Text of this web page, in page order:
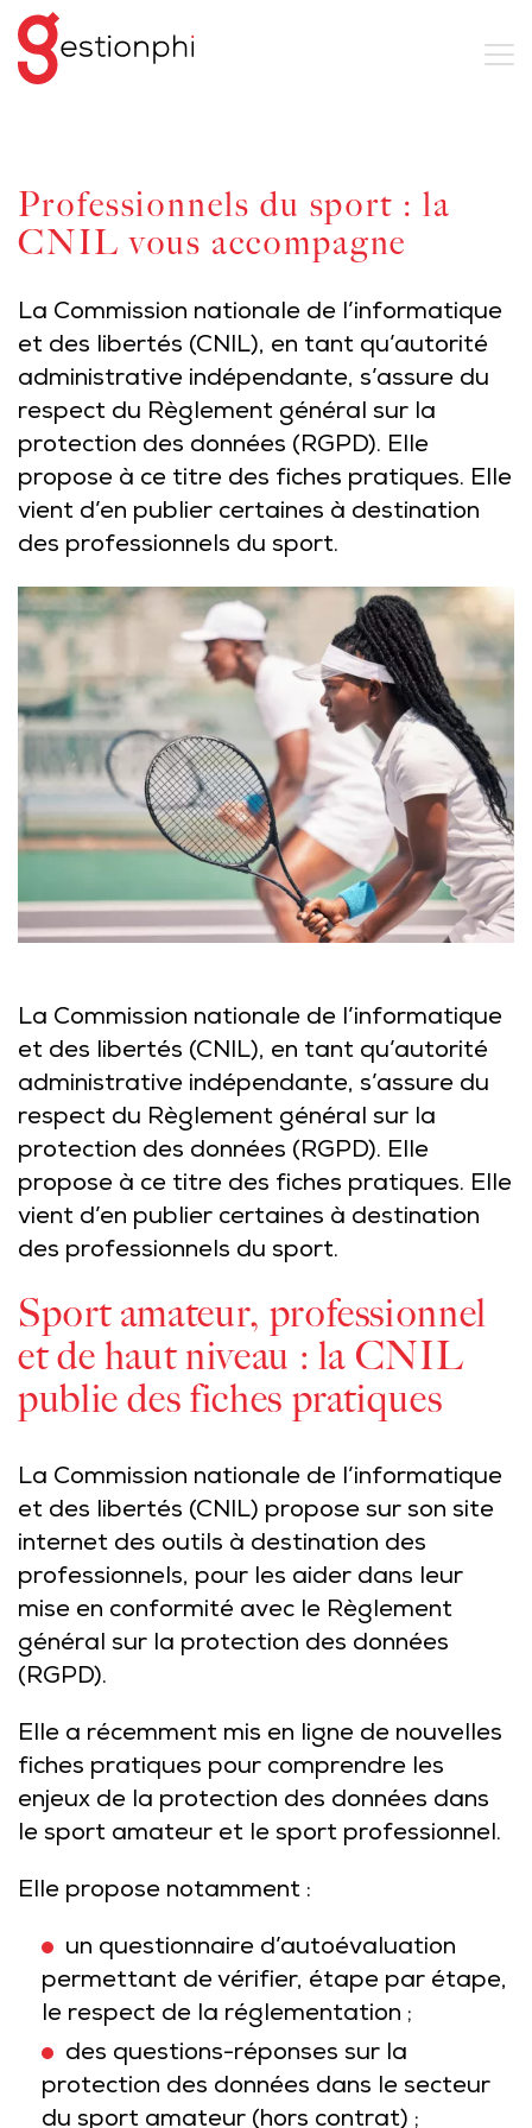
Professionnels du sport : la
CNIL vous accompagne
La Commission nationale de l’informatique
et des libertés (CNIL), en tant qu’autorité
administrative indépendante, s’assure du
respect du Règlement général sur la
protection des données (RGPD). Elle
propose à ce titre des fiches pratiques. Elle
vient d’en publier certaines à destination
des professionnels du sport.
La Commission nationale de l’informatique
et des libertés (CNIL), en tant qu’autorité
administrative indépendante, s’assure du
respect du Règlement général sur la
protection des données (RGPD). Elle
propose à ce titre des fiches pratiques. Elle
vient d’en publier certaines à destination
des professionnels du sport.
Sport amateur, professionnel
et de haut niveau : la CNIL
publie des fiches pratiques
La Commission nationale de l’informatique
et des libertés (CNIL) propose sur son site
internet des outils à destination des
professionnels, pour les aider dans leur
mise en conformité avec le Règlement
général sur la protection des données
(RGPD).
Elle a récemment mis en ligne de nouvelles
fiches pratiques pour comprendre les
enjeux de la protection des données dans
le sport amateur et le sport professionnel.
Elle propose notamment :
un questionnaire d’autoévaluation
permettant de vérifier, étape par étape,
le respect de la réglementation ;
des questions-réponses sur la
protection des données dans le secteur
du sport amateur (hors contrat) ;